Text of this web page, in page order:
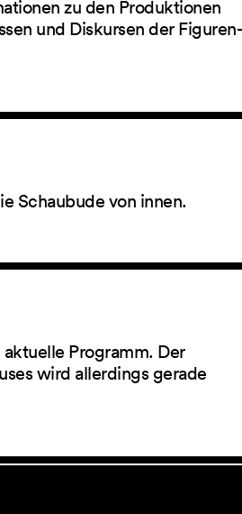
zu den Produktionen
und Diskursen der Figuren-
Schaubude von innen.
Programm. Der
wird allerdings gerade